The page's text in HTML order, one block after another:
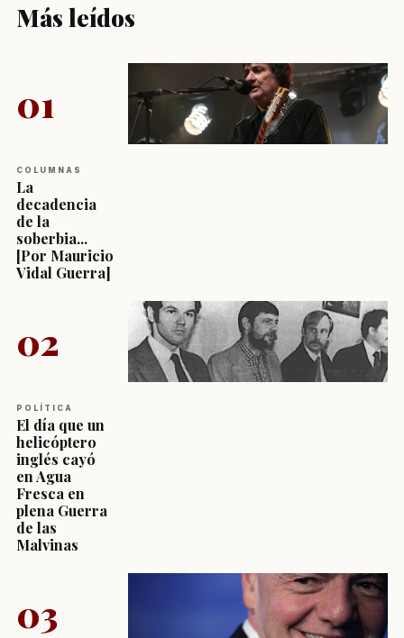
Más leídos
01
COLUMNAS
La
decadencia
de la
soberbia...
[Por Mauricio
Vidal Guerra]
02
POLÍTICA
El día que un
helicóptero
inglés cayó
en Agua
Fresca en
plena Guerra
de las
Malvinas
03